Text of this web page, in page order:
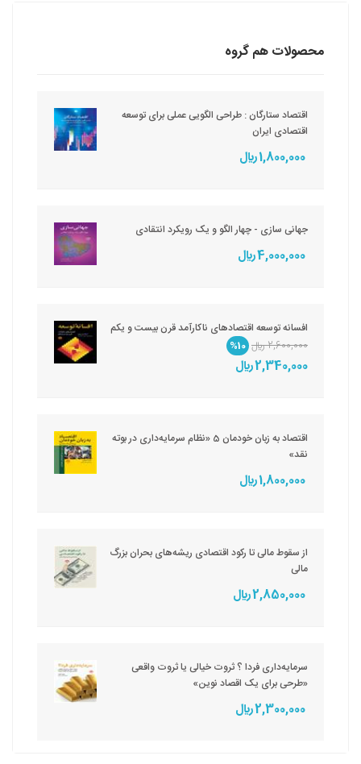
محصولات هم گروه
اقتصاد ستارگان : طراحی الگویی عملی برای توسعه
اقتصادی ایران
1,800,000 ريال
جهانی سازی - چهار الگو و یک رویکرد انتقادی
4,000,000 ريال
افسانه توسعه اقتصادهای ناکارآمد قرن بیست و یکم
2,600,000 ريال
%10
2,340,000 ريال
اقتصاد به زبان خودمان 5 «نظام سرمایه‌داری در بوته
نقد»
1,800,000 ريال
از سقوط مالی تا رکود اقتصادی ریشه‌های بحران بزرگ
مالی
2,850,000 ريال
سرمایه‌داری فردا ؟ ثروت خیالی یا ثروت واقعی
«طرحی برای یک اقصاد نوین»
2,300,000 ريال